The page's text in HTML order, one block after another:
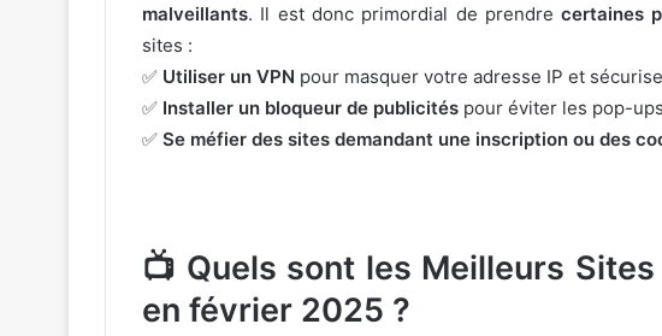
malveillants. Il est donc primordial de prendrecertaines
sites :
✅ Utiliser un VPN pour masquer votre adresse IP et
✅ Installer un bloqueur de publicités pour éviter les pop-
✅ Se méfier des sites demandant une inscription ou des
📺 Quels sont les Meilleurs
en février 2025 ?